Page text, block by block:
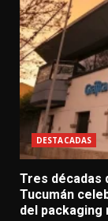
DESTACADAS
Tres décadas
Tucumán
del packaging